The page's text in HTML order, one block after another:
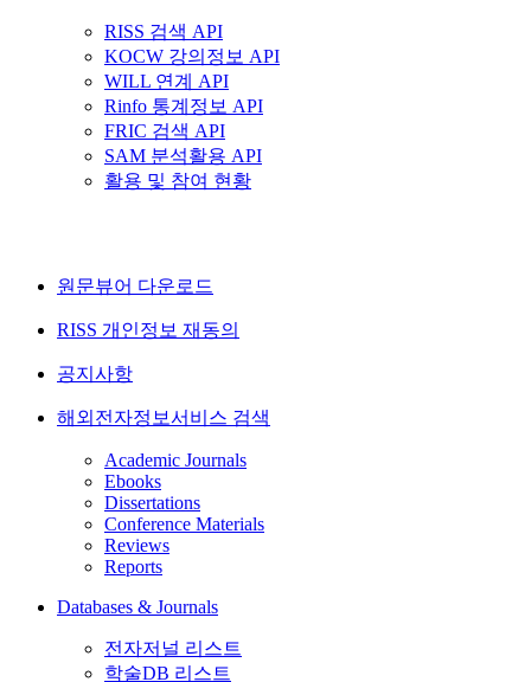
RISS 검색 API
KOCW 강의정보 API
WILL 연계 API
Rinfo 통계정보 API
FRIC 검색 API
SAM 분석활용 API
활용 및 참여 현황
원문뷰어 다운로드
RISS 개인정보 재동의
공지사항
해외전자정보서비스 검색
Academic Journals
Ebooks
Dissertations
Conference Materials
Reviews
Reports
Databases & Journals
전자저널 리스트
학술DB 리스트